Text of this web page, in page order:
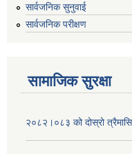
सार्वजनिक सुनुवाई
सार्वजनिक परीक्षण
सामाजिक सुरक्षा
२०८२।०८३ को दोस्रो